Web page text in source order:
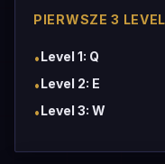
PIERWSZE 3
•Level 1: Q
•Level 2: E
•Level 3: W